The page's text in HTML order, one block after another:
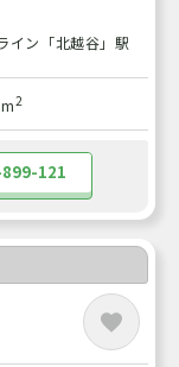
イン「北越谷」駅
2
121